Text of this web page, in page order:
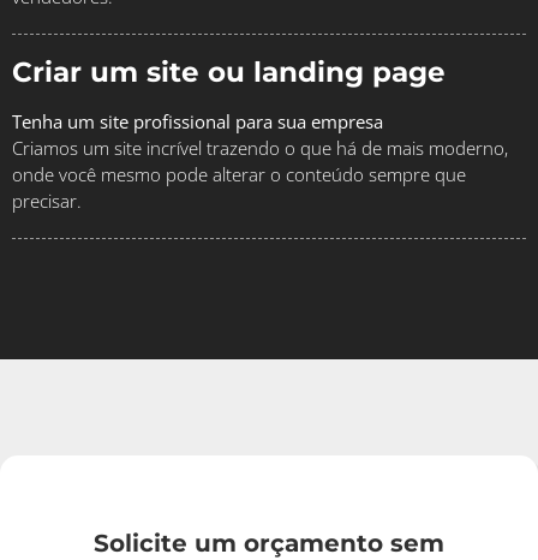
Criar um site ou landing page
Tenha um site profissional para sua empresa
Criamos um site incrível trazendo o que há de mais moderno,
onde você mesmo pode alterar o conteúdo sempre que
precisar.
Solicite um orçamento sem